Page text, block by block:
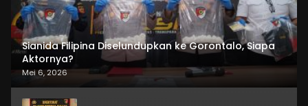
Sianida Filipina Diselundupkan ke Gorontalo, Siapa
Aktornya?
Mei 6, 2026